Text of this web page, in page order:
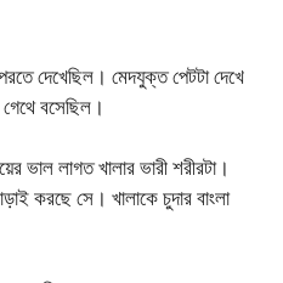
দেখেছিল। মেদযুক্ত পেটটা দেখে
বসেছিল।
ভাল লাগত খালার ভারী শরীরটা।
করছে সে। খালাকে চুদার বাংলা